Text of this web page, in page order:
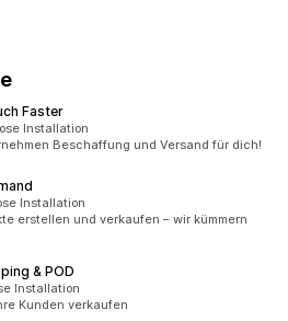
Faster
Installation
Beschaffung und Versand für dich!
Installation
erstellen und verkaufen – wir kümmern
& POD
Installation
Kunden verkaufen